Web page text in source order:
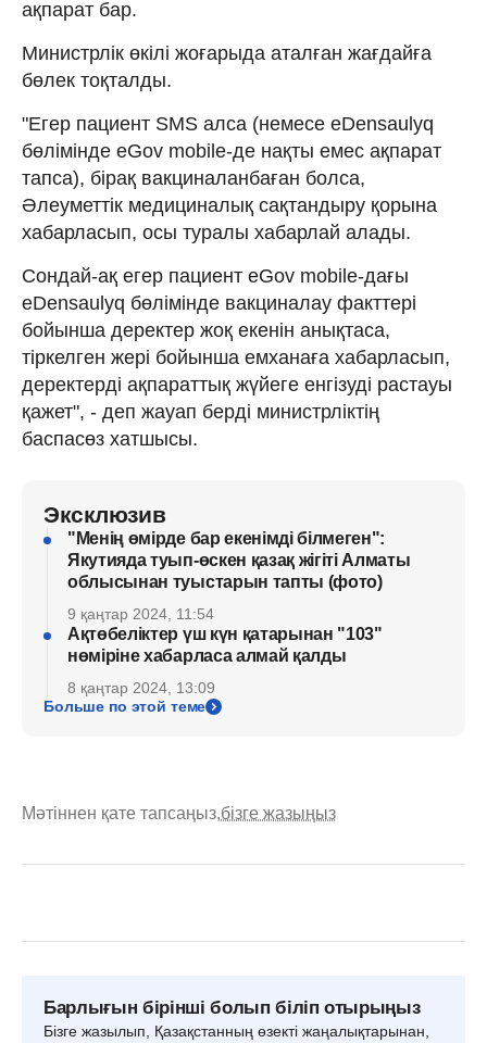
ақпарат бар.
Министрлік өкілі жоғарыда аталған жағдайға
бөлек тоқталды.
"Егер пациент SMS алса (немесе eDensaulyq
бөлімінде eGov mobile-де нақты емес ақпарат
тапса), бірақ вакциналанбаған болса,
Әлеуметтік медициналық сақтандыру қорына
хабарласып, осы туралы хабарлай алады.
Сондай-ақ егер пациент eGov mobile-дағы
eDensaulyq бөлімінде вакциналау факттері
бойынша деректер жоқ екенін анықтаса,
тіркелген жері бойынша емханаға хабарласып,
деректерді ақпараттық жүйеге енгізуді растауы
қажет", - деп жауап берді министрліктің
баспасөз хатшысы.
Эксклюзив
"Менің өмірде бар екенімді білмеген":
Якутияда туып-өскен қазақ жігіті Алматы
облысынан туыстарын тапты (фото)
9 қаңтар 2024, 11:54
Ақтөбеліктер үш күн қатарынан "103"
нөміріне хабарласа алмай қалды
8 қаңтар 2024, 13:09
Больше по этой теме
Мәтіннен қате тапсаңыз,бізге жазыңыз
Барлығын бірінші болып біліп отырыңыз
Бізге жазылып, Қазақстанның өзекті жаңалықтарынан,